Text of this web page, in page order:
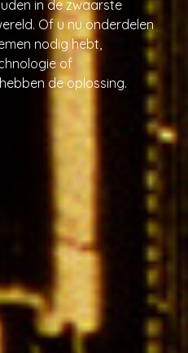
in de zwaarste
Of u nu onderdelen
nodig hebt,
of
de oplossing.